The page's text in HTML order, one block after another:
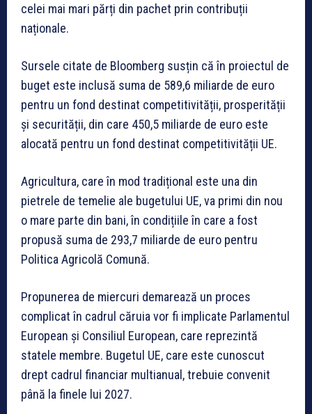
celei mai mari părți din pachet prin contribuții
naționale.
Sursele citate de Bloomberg susțin că în proiectul de
buget este inclusă suma de 589,6 miliarde de euro
pentru un fond destinat competitivității, prosperității
și securității, din care 450,5 miliarde de euro este
alocată pentru un fond destinat competitivității UE.
Agricultura, care în mod tradițional este una din
pietrele de temelie ale bugetului UE, va primi din nou
o mare parte din bani, în condițiile în care a fost
propusă suma de 293,7 miliarde de euro pentru
Politica Agricolă Comună.
Propunerea de miercuri demarează un proces
complicat în cadrul căruia vor fi implicate Parlamentul
European și Consiliul European, care reprezintă
statele membre. Bugetul UE, care este cunoscut
drept cadrul financiar multianual, trebuie convenit
până la finele lui 2027.